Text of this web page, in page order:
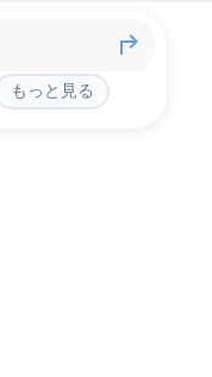
もっと見る